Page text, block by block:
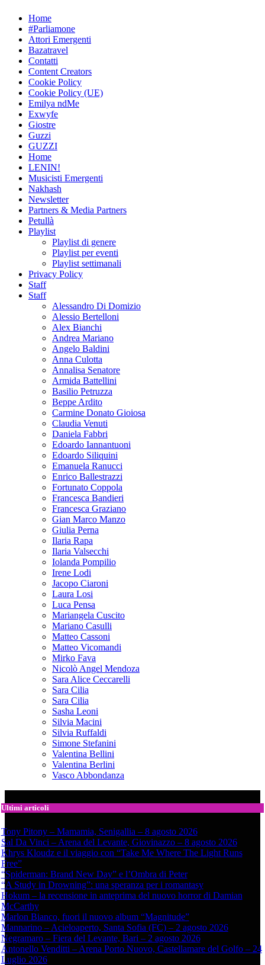
Skip
content
Home
#Parliamone
Attori Emergenti
Bazatravel
Contatti
Content Creators
Cookie Policy
Cookie Policy (UE)
Emilya ndMe
Exwyfe
Giostre
Guzzi
GUZZI
Home
LENIN!
Musicisti Emergenti
Nakhash
Newsletter
Partners & Media Partners
Petullà
Playlist
Playlist di genere
Playlist per eventi
Playlist settimanali
Privacy Policy
Staff
Staff
Alessandro Di Domizio
Alessio Bertelloni
Alex Bianchi
Andrea Mariano
Angelo Baldini
Anna Culotta
Annalisa Senatore
Armida Battellini
Basilio Petruzza
Beppe Ardito
Carmine Donato Gioiosa
Claudia Venuti
Daniela Fabbri
Edoardo Iannantuoni
Edoardo Siliquini
Emanuela Ranucci
Enrico Ballestrazzi
Fortunato Coppola
Francesca Bandieri
Francesca Graziano
Gian Marco Manzo
Giulia Perna
Ilaria Rapa
Ilaria Valsecchi
Iolanda Pompilio
Irene Lodi
Jacopo Ciaroni
Laura Losi
Luca Pensa
Mariangela Cuscito
Mariano Casulli
Matteo Cassoni
Matteo Vicomandi
Mirko Fava
Nicolò Angel Mendoza
Sara Alice Ceccarelli
Sara Cilia
Sara Cilia
Sasha Leoni
Silvia Macini
Silvia Ruffaldi
Simone Stefanini
Valentina Bellini
Valentina Berlini
Vasco Abbondanza
Ultimi articoli
Tony Pitony – Mamamia, Senigallia – 8 agosto 2026
Sal Da Vinci – Arena del Levante, Giovinazzo – 8 agosto 2026
Khrys Kloudz e il viaggio con “Take Me Where The Light Runs
Free”
“Spiderman: Brand New Day” e l’Ombra di Peter
“A Study in Drowning”: una speranza per i romantasy
Hokum – la recensione in anteprima del nuovo horror di Damian
McCarthy
Marlon Bianco, fuori il nuovo album “Magnitude”
Mannarino – Acieloaperto, Santa Sofia (FC) – 2 agosto 2026
Negramaro – Fiera del Levante, Bari – 2 agosto 2026
Antonello Venditti – Arena Porto Nuovo, Castellamare del Golfo – 24
Luglio 2026